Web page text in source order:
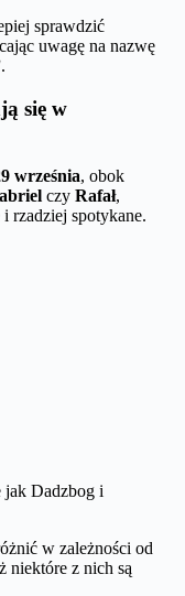
sprawdzić
uwagę na nazwę
.
się w
września, obok
czy Rafał,
rzadziej spotykane.
jak Dadzbog i
w zależności od
niektóre z nich są